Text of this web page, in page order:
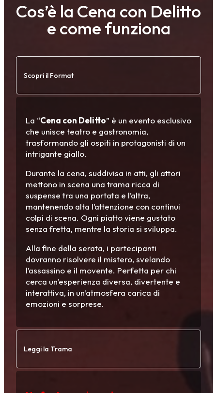
Cos’è la Cena con Delitto
e come funziona
Scopri il Format
La “Cena con Delitto” è un evento esclusivo
che unisce teatro e gastronomia,
trasformando gli ospiti in protagonisti di un
intrigante giallo.
Durante la cena, suddivisa in atti, gli attori
mettono in scena una trama ricca di
suspense tra una portata e l’altra,
mantenendo alta l’attenzione con continui
colpi di scena. Ogni piatto viene gustato
senza fretta, mentre la storia si sviluppa.
Alla fine della serata, i partecipanti
dovranno risolvere il mistero, svelando
l’assassino e il movente. Perfetta per chi
cerca un’esperienza diversa, divertente e
interattiva, in un’atmosfera carica di
emozioni e sorprese.
Leggi la Trama